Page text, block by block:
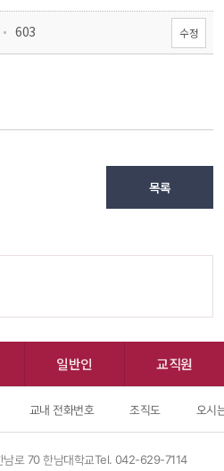
603 수정
목록
일반인 교직원
교내 전화번호 조직도 오시
로 70 한남대학교Tel. 042-629-7114